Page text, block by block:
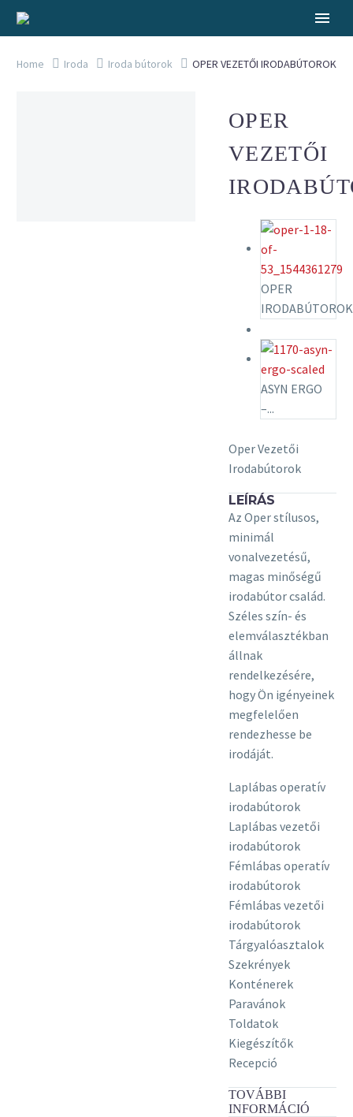
Home Iroda Iroda bútorok OPER VEZETŐI IRODABÚTOROK
OPER
VEZETŐI
OPER
IRODABÚTOROK
ASYN ERGO
–...
Oper Vezetői
Irodabútorok
LEÍRÁS
Az Oper stílusos,
minimál
vonalvezetésű,
magas minőségű
irodabútor család.
Széles szín- és
elemválasztékban
állnak
rendelkezésére,
hogy Ön igényeinek
megfelelően
rendezhesse be
irodáját.
Laplábas operatív
irodabútorok
Laplábas vezetői
irodabútorok
Fémlábas operatív
irodabútorok
Fémlábas vezetői
irodabútorok
Tárgyalóasztalok
Szekrények
Konténerek
Paravánok
Toldatok
Kiegészítők
Recepció
TOVÁBBI
INFORMÁCIÓ